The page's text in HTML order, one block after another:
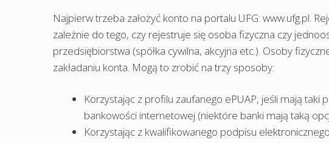
Najpierw trzeba założyć konto na portalu UFG: www.ufg.pl.
zależnie do tego, czy rejestruje się osoba fizyczna czy
przedsiębiorstwa (spółka cywilna, akcyjna etc.). Osoby
zakładaniu konta. Mogą to zrobić na trzy sposoby:
Korzystając z profilu zaufanego ePUAP, jeśli mają taki
bankowości internetowej (niektóre banki mają taką
Korzystając z kwalifikowanego podpisu